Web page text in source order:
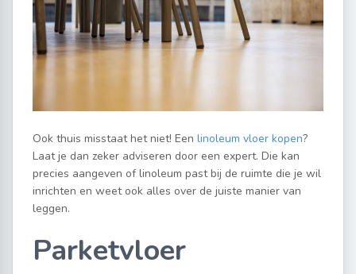
Ook thuis misstaat het niet! Een linoleum vloer kopen?
Laat je dan zeker adviseren door een expert. Die kan
precies aangeven of linoleum past bij de ruimte die je wil
inrichten en weet ook alles over de juiste manier van
leggen.
Parketvloer